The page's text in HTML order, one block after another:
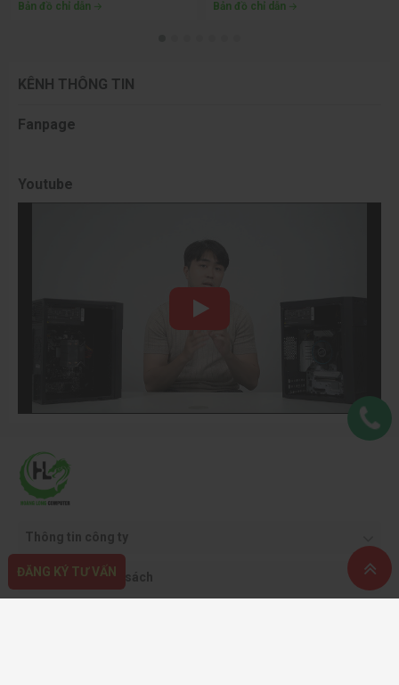
Bản đồ chỉ dẫn
Bản đồ chỉ dẫn
KÊNH THÔNG TIN
Fanpage
Youtube
Thông tin công ty
Quy định & chính sách
ĐĂNG KÝ TƯ VẤN